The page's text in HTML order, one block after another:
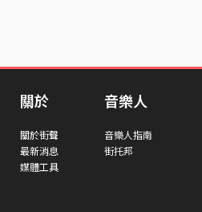
關於
關於街聲
最新消息
媒體工具
音樂人
音樂人指南
街托邦